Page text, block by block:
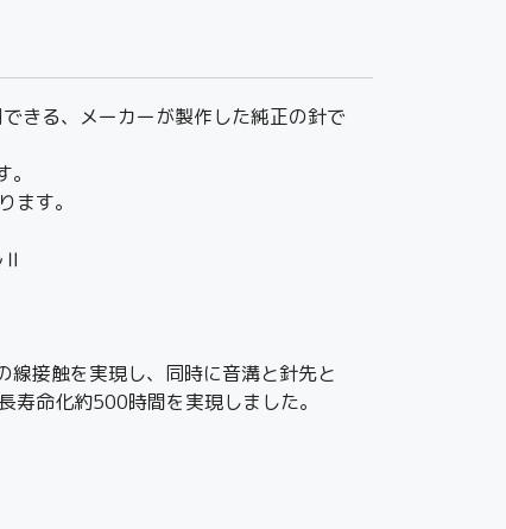
きる、メーカーが製作した純正の針で
す。
Ⅱ
線接触を実現し、同時に音溝と針先と
命化約500時間を実現しました。